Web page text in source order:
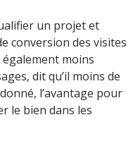
un projet et
conversion des visites
moins
dit qu’il moins de
l’avantage pour
le bien dans les